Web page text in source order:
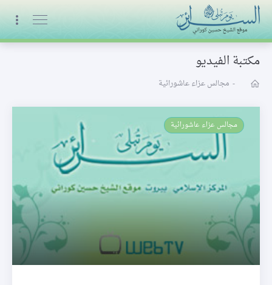
البث المباشر
مكتبة الفيديو
- مجالس عزاء عاشورائية
مجالس عزاء عاشورائية